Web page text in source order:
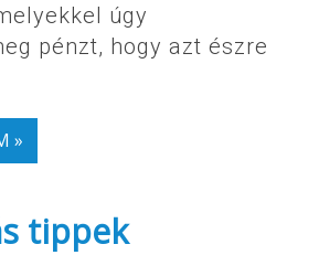
úgy
pénzt, hogy azt észre
»
tippek